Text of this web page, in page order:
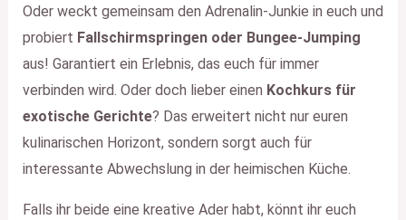
Oder weckt gemeinsam den Adrenalin-Junkie in euch und
probiert Fallschirmspringen oder Bungee-Jumping
aus! Garantiert ein Erlebnis, das euch für immer
verbinden wird. Oder doch lieber einen Kochkurs für
exotische Gerichte? Das erweitert nicht nur euren
kulinarischen Horizont, sondern sorgt auch für
interessante Abwechslung in der heimischen Küche.
Falls ihr beide eine kreative Ader habt, könnt ihr euch